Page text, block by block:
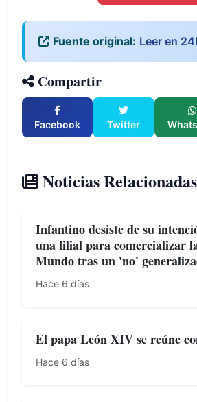
Fuente original: Leer en
Compartir
Facebook Twitter
Noticias Relacionadas
Infantino desiste de su
una filial para comercializar
Mundo tras un 'no'
Hace 6 días
El papa León XIV se reúne
Hace 6 días